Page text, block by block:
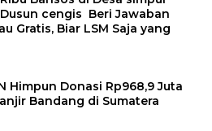
cengis Beri Jawaban
Gratis, Biar LSM Saja yang
Himpun Donasi Rp968,9 Juta
Bandang di Sumatera